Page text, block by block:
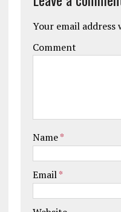
Your email
Comment
Name*
Email*